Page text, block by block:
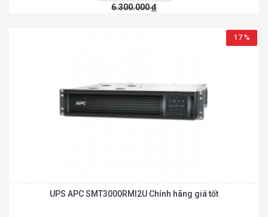
6.300.000đ
17 %
UPS APC SMT3000RMI2U Chính hãng giá tốt